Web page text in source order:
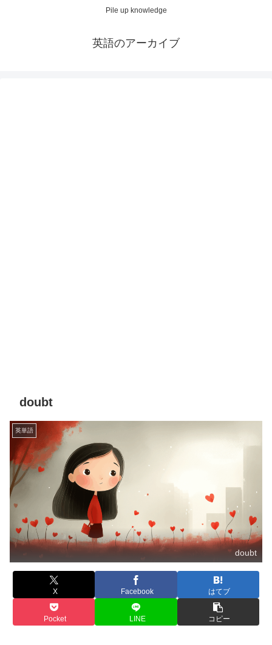
Pile up knowledge
英語のアーカイブ
doubt
英単語
doubt
X Facebook はてブ
Pocket LINE コピー